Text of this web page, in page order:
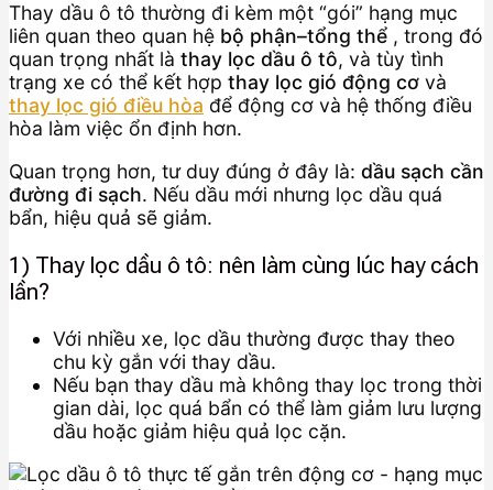
Thay dầu ô tô thường đi kèm một “gói” hạng mục
liên quan theo quan hệ bộ phận–tổng thể , trong đó
quan trọng nhất là thay lọc dầu ô tô, và tùy tình
trạng xe có thể kết hợp thay lọc gió động cơ và
thay lọc gió điều hòa để động cơ và hệ thống điều
hòa làm việc ổn định hơn.
Quan trọng hơn, tư duy đúng ở đây là: dầu sạch cần
đường đi sạch. Nếu dầu mới nhưng lọc dầu quá
bẩn, hiệu quả sẽ giảm.
1) Thay lọc dầu ô tô: nên làm cùng lúc hay cách
lần?
Với nhiều xe, lọc dầu thường được thay theo
chu kỳ gắn với thay dầu.
Nếu bạn thay dầu mà không thay lọc trong thời
gian dài, lọc quá bẩn có thể làm giảm lưu lượng
dầu hoặc giảm hiệu quả lọc cặn.